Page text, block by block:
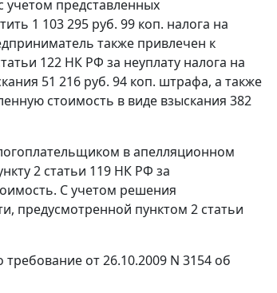
учетом представленных
1 103 295 руб. 99 коп. налога на
также привлечен к
122 НК РФ за неуплату налога на
51 216 руб. 94 коп. штрафа, а также
стоимость в виде взыскания 382
в апелляционном
2 статьи 119 НК РФ за
С учетом решения
предусмотренной пунктом 2 статьи
от 26.10.2009 N 3154 об